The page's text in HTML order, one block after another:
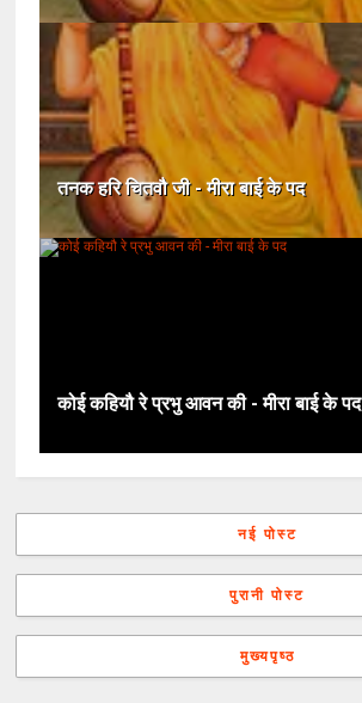
तनक हरि चितवौ जी - मीरा बाई के पद
कोई कहियौ रे प्रभु आवन की - मीरा बाई के पद
नई पोस्ट
पुरानी पोस्ट
मुख्यपृष्ठ